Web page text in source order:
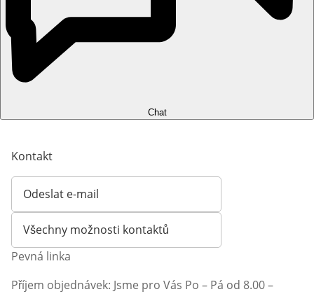
Chat
Kontakt
Odeslat e-mail
Otevírá e-mailového klienta
Všechny možnosti kontaktů
Pevná linka
Příjem objednávek: Jsme pro Vás Po – Pá od 8.00 –